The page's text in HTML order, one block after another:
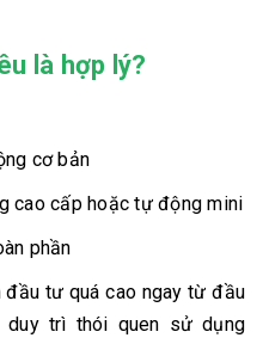
là hợp lý?
cơ bản
cao cấp hoặc tự động mini
phần
đầu tư quá cao ngay từ đầu
duy trì thói quen sử dụng